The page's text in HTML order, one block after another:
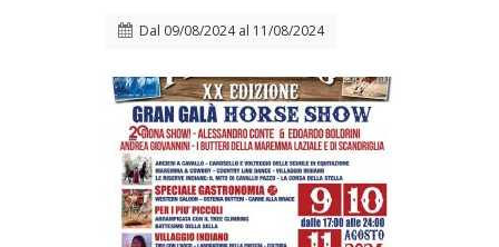
Dal 09/08/2024al 11/08/2024